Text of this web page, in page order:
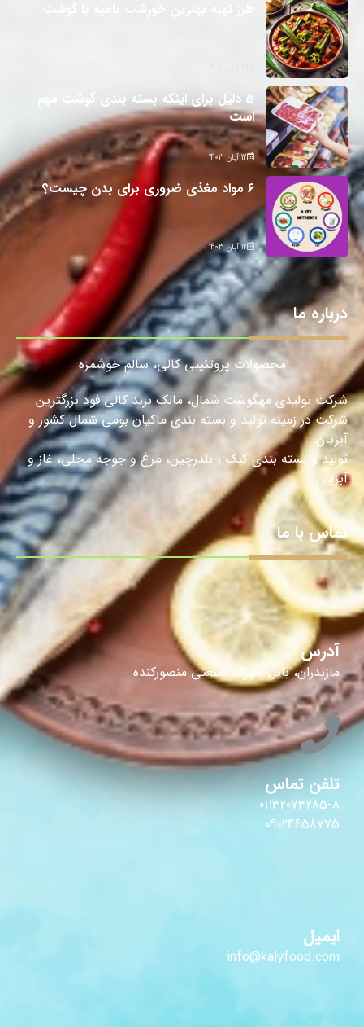
5 دلیل برای اینکه بسته بندی گوشت مهم
است
12 آبان 1403
6 مواد مغذی ضروری برای بدن چیست؟
12 آبان 1403
درباره ما
محصولات پروتئینی کالی، سالمِ خوشمزه
شرکت تولیدی مهگوشت شمال، مالک برند کالی فود بزرگترین
شرکت در زمینه تولید و بسته بندی ماکیان بومی شمال کشور و
آبزیان
تولید و بسته بندی کبک ، بلدرچین، مرغ و جوجه محلی، غاز و
آبزیان.
تماس با ما
آدرس
مازندران، بابل شهرک صنعتی منصورکنده
تلفن تماس
01132073285-8
09024658775
ایمیل
info@kalyfood.com